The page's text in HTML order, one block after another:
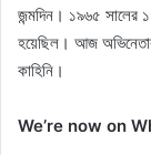
জন্মদিন। ১৯৬৫ সালের
হয়েছিল। আজ
কাহিনি।
We’re now on